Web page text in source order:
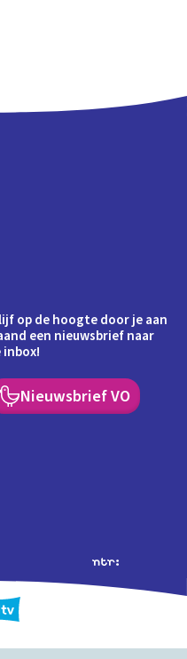
op de hoogte door je aan
een nieuwsbrief naar
inbox!
Nieuwsbrief VO